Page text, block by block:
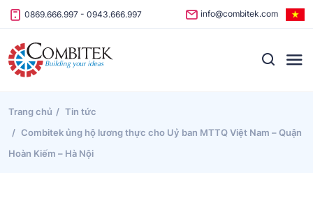
Skip to content
0869.666.997 - 0943.666.997 info@combitek.com
Trang chủ
Tin tức
Combitek ủng hộ lương thực cho Uỷ ban MTTQ Việt Nam – Quận
Hoàn Kiếm – Hà Nội